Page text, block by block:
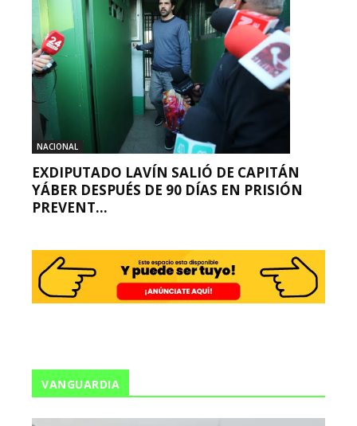
NACIONAL
EXDIPUTADO LAVÍN SALIÓ DE CAPITÁN
YÁBER DESPUÉS DE 90 DÍAS EN PRISIÓN
PREVENT...
VANGUARDIA